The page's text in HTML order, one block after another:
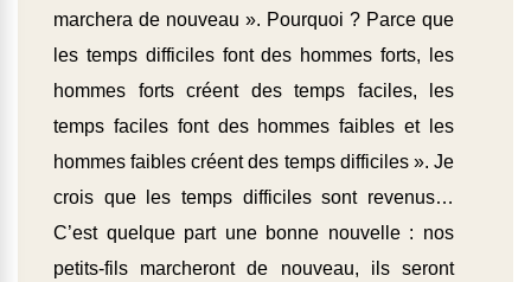
marchera de nouveau ». Pourquoi ? Parce que
les temps difficiles font des hommes forts, les
hommes forts créent des temps faciles, les
temps faciles font des hommes faibles et les
hommes faibles créent des temps difficiles ». Je
crois que les temps difficiles sont revenus…
C’est quelque part une bonne nouvelle : nos
petits-fils marcheront de nouveau, ils seront